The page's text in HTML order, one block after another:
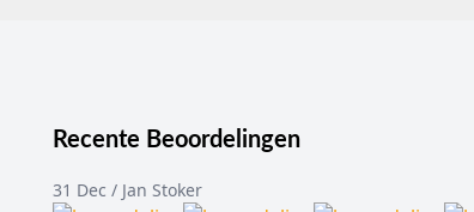
Recente Beoordelingen
31 Dec / Jan Stoker